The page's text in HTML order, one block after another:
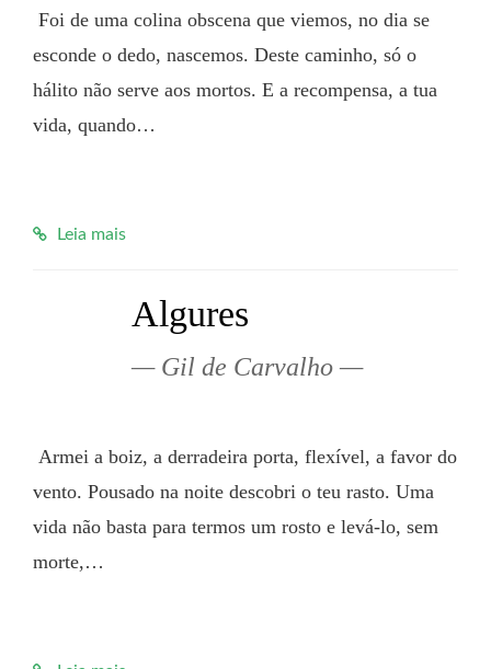
esconde o dedo, nascemos. Deste caminho, só o
hálito não serve aos mortos. E a recompensa, a tua
vida, quando…
Leia mais
Algures
Gil de Carvalho
vento. Pousado na noite descobri o teu rasto. Uma
vida não basta para termos um rosto e levá-lo, sem
morte,…